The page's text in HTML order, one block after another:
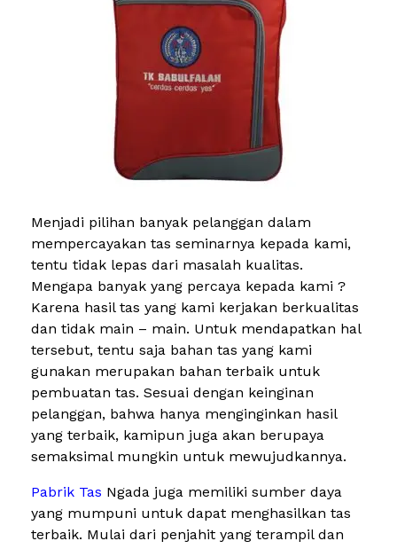
Menjadi pilihan banyak pelanggan dalam
mempercayakan tas seminarnya kepada kami,
tentu tidak lepas dari masalah kualitas.
Mengapa banyak yang percaya kepada kami ?
Karena hasil tas yang kami kerjakan berkualitas
dan tidak main – main. Untuk mendapatkan hal
tersebut, tentu saja bahan tas yang kami
gunakan merupakan bahan terbaik untuk
pembuatan tas. Sesuai dengan keinginan
pelanggan, bahwa hanya menginginkan hasil
yang terbaik, kamipun juga akan berupaya
semaksimal mungkin untuk mewujudkannya.
Pabrik Tas Ngada juga memiliki sumber daya
yang mumpuni untuk dapat menghasilkan tas
terbaik. Mulai dari penjahit yang terampil dan